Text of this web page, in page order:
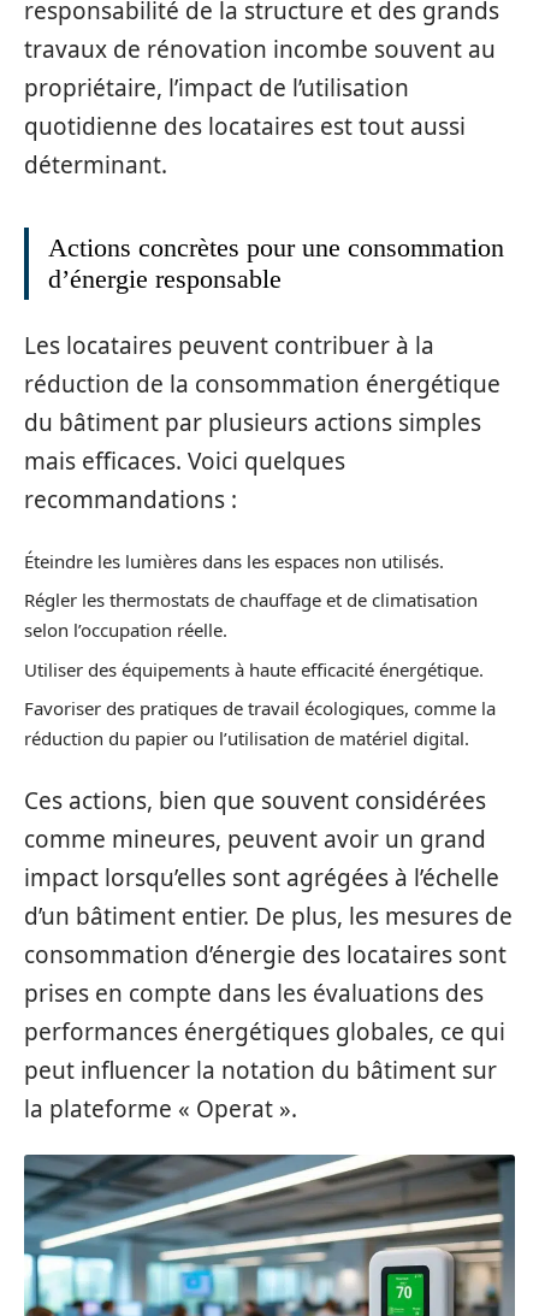
responsabilité de la structure et des grands
travaux de rénovation incombe souvent au
propriétaire, l’impact de l’utilisation
quotidienne des locataires est tout aussi
déterminant.
Actions concrètes pour une consommation
d’énergie responsable
Les locataires peuvent contribuer à la
réduction de la consommation énergétique
du bâtiment par plusieurs actions simples
mais efficaces. Voici quelques
recommandations :
Éteindre les lumières dans les espaces non utilisés.
Régler les thermostats de chauffage et de climatisation
selon l’occupation réelle.
Utiliser des équipements à haute efficacité énergétique.
Favoriser des pratiques de travail écologiques, comme la
réduction du papier ou l’utilisation de matériel digital.
Ces actions, bien que souvent considérées
comme mineures, peuvent avoir un grand
impact lorsqu’elles sont agrégées à l’échelle
d’un bâtiment entier. De plus, les mesures de
consommation d’énergie des locataires sont
prises en compte dans les évaluations des
performances énergétiques globales, ce qui
peut influencer la notation du bâtiment sur
la plateforme « Operat ».